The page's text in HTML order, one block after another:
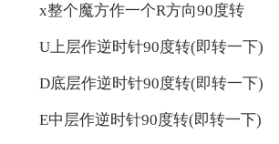
x整个魔方作一个R方向90度转
U上层作逆时针90度转(即转一下)
D底层作逆时针90度转(即转一下)
E中层作逆时针90度转(即转一下)